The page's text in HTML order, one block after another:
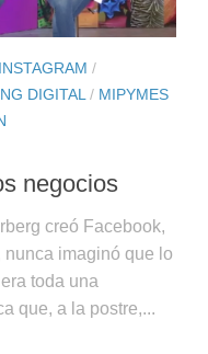
INSTAGRAM /
DIGITAL/ MIPYMES
negocios
creó Facebook,
imaginó que lo
toda una
que, a la postre,...